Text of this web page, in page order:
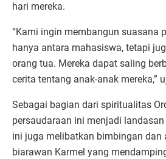
hari mereka.
“Kami ingin membangun suasana
hanya antara mahasiswa, tetapi
orang tua. Mereka dapat saling
cerita tentang anak-anak mereka,”
Sebagai bagian dari spiritualitas
persaudaraan ini menjadi
ini juga melibatkan bimbingan dan
biarawan Karmel yang